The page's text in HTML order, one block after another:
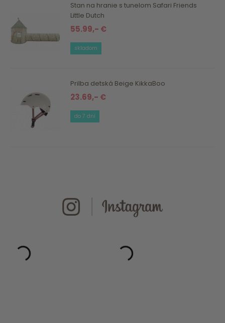
Stan na hranie s tunelom Safari Friends
Little Dutch
55.99,- €
skladom
Prilba detská Beige KikkaBoo
23.69,- €
do 7 dní